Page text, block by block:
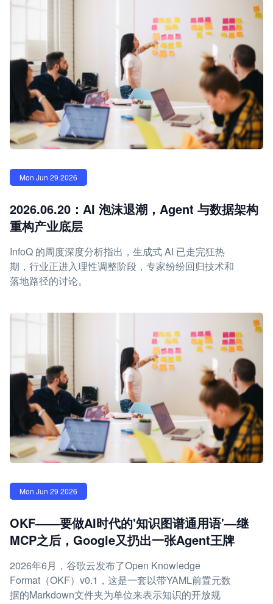
Mon Jun 29 2026
2026.06.20：AI 泡沫退潮，Agent 与数据架构
重构产业底层
InfoQ 的周度深度分析指出，生成式 AI 已走完狂热
期，行业正进入理性调整阶段，专家纷纷回归技术和
落地路径的讨论。
Mon Jun 29 2026
OKF——要做AI时代的'知识图谱通用语'—继
MCP之后，Google又扔出一张Agent王牌
2026年6月，谷歌云发布了Open Knowledge
Format（OKF）v0.1，这是一套以带YAML前置元数
据的Markdown文件夹为单位来表示知识的开放规